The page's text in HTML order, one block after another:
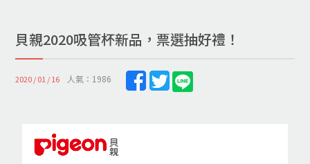
貝親2020吸管杯新品，票選抽好禮！
2020 / 01 / 16 人氣：1986